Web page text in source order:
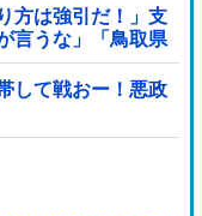
方は強引だ！」支
言うな」「鳥取県
ｗ...
して戦おー！悪政